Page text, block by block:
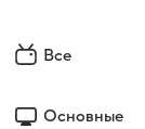
Все
Основные